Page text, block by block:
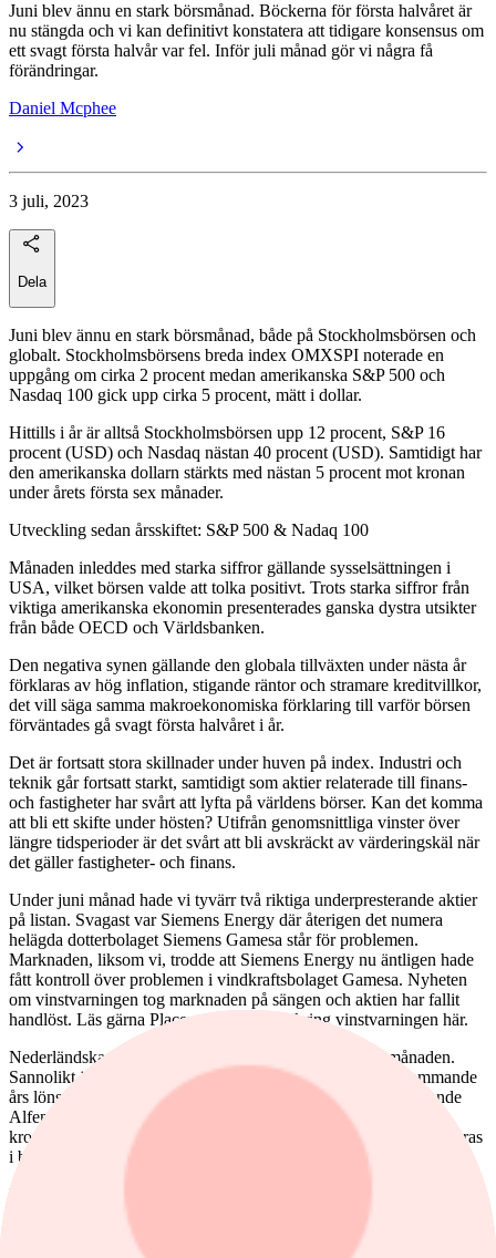
Juni blev ännu en stark börsmånad. Böckerna för första halvåret är
nu stängda och vi kan definitivt konstatera att tidigare konsensus om
ett svagt första halvår var fel. Inför juli månad gör vi några få
förändringar.
Daniel Mcphee
3 juli, 2023
Dela
Juni blev ännu en stark börsmånad, både på Stockholmsbörsen och
globalt. Stockholmsbörsens breda index OMXSPI noterade en
uppgång om cirka 2 procent medan amerikanska S&P 500 och
Nasdaq 100 gick upp cirka 5 procent, mätt i dollar.
Hittills i år är alltså Stockholmsbörsen upp 12 procent, S&P 16
procent (USD) och Nasdaq nästan 40 procent (USD). Samtidigt har
den amerikanska dollarn stärkts med nästan 5 procent mot kronan
under årets första sex månader.
Utveckling sedan årsskiftet: S&P 500 & Nadaq 100
Månaden inleddes med starka siffror gällande sysselsättningen i
USA, vilket börsen valde att tolka positivt. Trots starka siffror från
viktiga amerikanska ekonomin presenterades ganska dystra utsikter
från både OECD och Världsbanken.
Den negativa synen gällande den globala tillväxten under nästa år
förklaras av hög inflation, stigande räntor och stramare kreditvillkor,
det vill säga samma makroekonomiska förklaring till varför börsen
förväntades gå svagt första halvåret i år.
Det är fortsatt stora skillnader under huven på index. Industri och
teknik går fortsatt starkt, samtidigt som aktier relaterade till finans-
och fastigheter har svårt att lyfta på världens börser. Kan det komma
att bli ett skifte under hösten? Utifrån genomsnittliga vinster över
längre tidsperioder är det svårt att bli avskräckt av värderingskäl när
det gäller fastigheter- och finans.
Under juni månad hade vi tyvärr två riktiga underpresterande aktier
på listan. Svagast var Siemens Energy där återigen det numera
helägda dotterbolaget Siemens Gamesa står för problemen.
Marknaden, liksom vi, trodde att Siemens Energy nu äntligen hade
fått kontroll över problemen i vindkraftsbolaget Gamesa. Nyheten
om vinstvarningen tog marknaden på sängen och aktien har fallit
handlöst. Läs gärna Placeras kommentar kring vinstvarningen här.
Nederländska Alfen föll cirka 8 procent under senaste månaden.
Sannolikt är investerarkollektivet fortsatt tveksamma till kommande
års lönsamhetspotential. Här finns Placeras senaste text angående
Alfens nuvarande utmaningar. En klen tröst i sammanhanget är
kronans utveckling mot euron under juni månad som inte reflekteras
i bilden nedan.
I juni har det gått desto bättre för aktierna Traton, New Wave,
Så gick det för aktiefavoriterna i juni